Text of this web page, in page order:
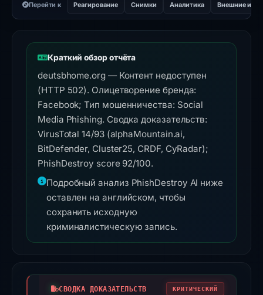
Перейти к Реагирование Снимки Аналитика Внешние
Краткий обзор отчёта
deutsbhome.org — Контент недоступен
(HTTP 502). Олицетворение бренда:
Facebook; Тип мошенничества: Social
Media Phishing. Сводка доказательств:
VirusTotal 14/93 (alphaMountain.ai,
BitDefender, Cluster25, CRDF, CyRadar);
PhishDestroy score 92/100.
Подробный анализ PhishDestroy AI ниже
оставлен на английском, чтобы
сохранить исходную
криминалистическую запись.
СВОДКА ДОКАЗАТЕЛЬСТВ КРИТИЧЕСКИЙ